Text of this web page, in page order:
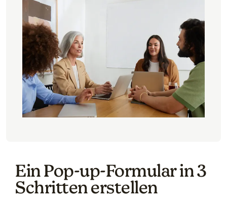
Ein Pop-up-Formular in 3
Schritten erstellen